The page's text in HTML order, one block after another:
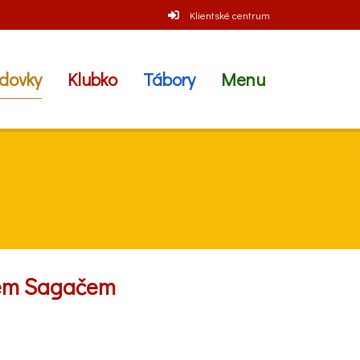
Klientské centrum
Klubko Tábory Menu
Sagačem